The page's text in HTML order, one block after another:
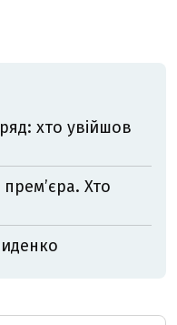
хто увійшов
Хто